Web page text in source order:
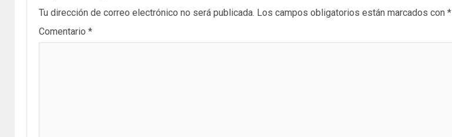
Tu dirección de correo electrónico no será publicada. Los campos obligatorios están marcados con *
Comentario *